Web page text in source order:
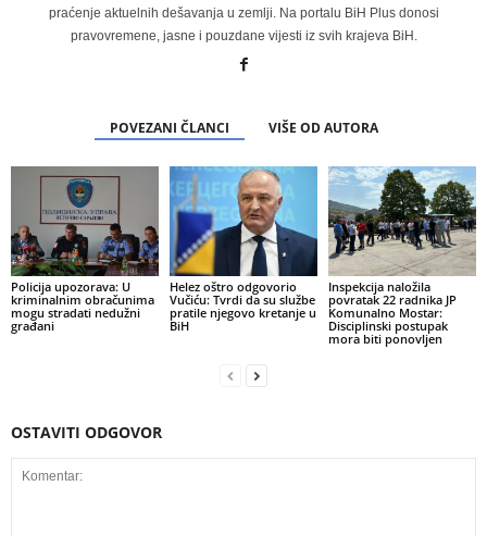
praćenje aktuelnih dešavanja u zemlji. Na portalu BiH Plus donosi
pravovremene, jasne i pouzdane vijesti iz svih krajeva BiH.
POVEZANI ČLANCI VIŠE OD AUTORA
Policija upozorava: U
kriminalnim obračunima
mogu stradati nedužni
građani
Helez oštro odgovorio
Vučiću: Tvrdi da su službe
pratile njegovo kretanje u
BiH
Inspekcija naložila
povratak 22 radnika JP
Komunalno Mostar:
Disciplinski postupak
mora biti ponovljen
OSTAVITI ODGOVOR